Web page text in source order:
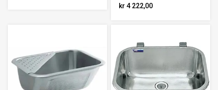
kr 4 222,00